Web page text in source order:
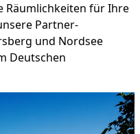
Räumlichkeiten für Ihre
Partner-
und Nordsee
Deutschen